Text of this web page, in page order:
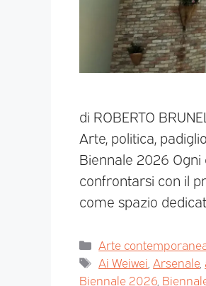
di ROBERTO
Arte, politica,
Biennale 2026
confrontarsi con il
come spazio
Arte
Ai Weiwei Arsenale,
Biennale 2026